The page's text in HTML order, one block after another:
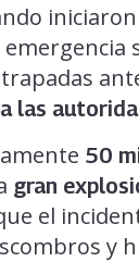
las
50
gran
el
y